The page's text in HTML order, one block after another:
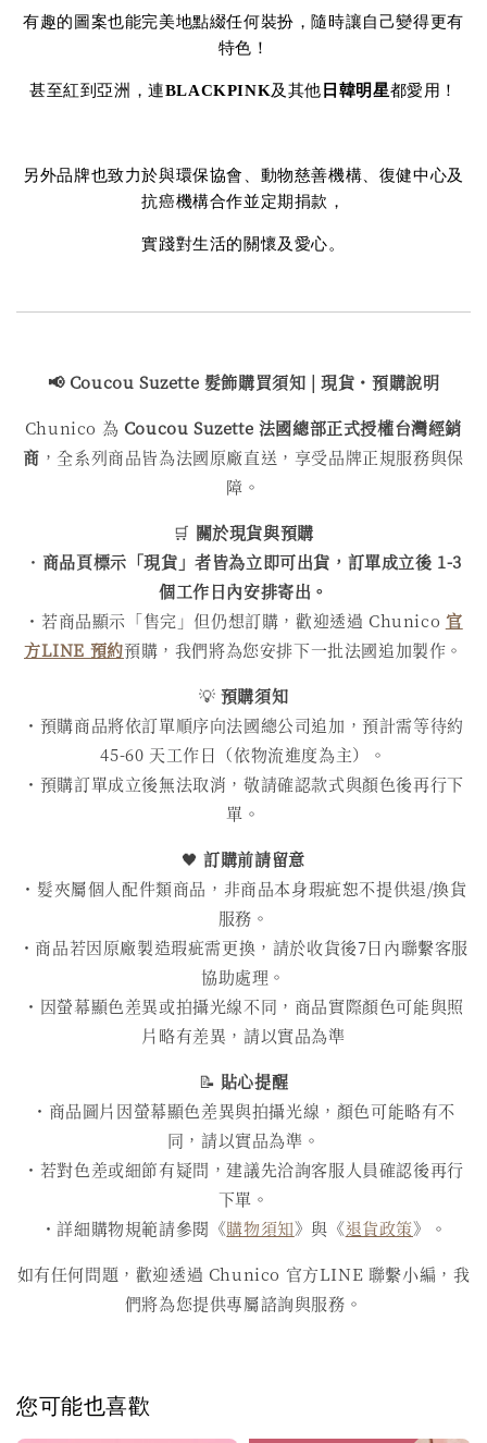
有趣的圖案也能完美地點綴任何裝扮，隨時讓自己變得更有
特色！
甚至紅到亞洲，連BLACKPINK及其他 日韓明星都愛用！
另外品牌也致力於與環保協會、動物慈善機構、復健中心及
抗癌機構合作並定期捐款，
實踐對生活的關懷及愛心。
📢 Coucou Suzette 髮飾購買須知 | 現貨・預購說明
Chunico 為 Coucou Suzette 法國總部正式授權台灣經銷
商 ，全系列商品皆為法國原廠直送，享受品牌正規服務與保
障。
🛒 關於現貨與預購
・ 商品頁標示「現貨」者皆為立即可出貨，訂單成立後 1-3
個工作日內安排寄出。
・若商品顯示「售完」但仍想訂購，歡迎透過 Chunico 官
方LINE 預約預購，我們將為您安排下一批法國追加製作。
💡 預購須知
・預購商品將依訂單順序向法國總公司追加，預計需等待約
45-60 天工作日（依物流進度為主）。
・預購訂單成立後無法取消，敬請確認款式與顏色後再行下
單。
🖤訂購前請留意
・髮夾屬個人配件類商品，非商品本身瑕疵恕不提供退/換貨
服務。
・商品若因原廠製造瑕疵需更換，請於收貨後7日內聯繫客服
協助處理。
・因螢幕顯色差異或拍攝光線不同，商品實際顏色可能與照
片略有差異，請以實品為準
📝 貼心提醒
・商品圖片因螢幕顯色差異與拍攝光線，顏色可能略有不
同，請以實品為準。
・若對色差或細節有疑問，建議先洽詢客服人員確認後再行
下單。
・詳細購物規範請參閱《購物須知》與《退貨政策》。
如有任何問題，歡迎透過 Chunico 官方LINE 聯繫小編，我
們將為您提供專屬諮詢與服務。
您可能也喜歡